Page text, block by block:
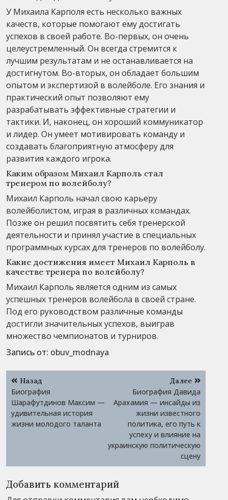
У Михаила Карполя есть несколько важных
качеств, которые помогают ему достигать
успехов в своей работе. Во-первых, он очень
целеустремленный. Он всегда стремится к
лучшим результатам и не останавливается на
достигнутом. Во-вторых, он обладает большим
опытом и экспертизой в волейболе. Его знания и
практический опыт позволяют ему
разрабатывать эффективные стратегии и
тактики. И, наконец, он хороший коммуникатор
и лидер. Он умеет мотивировать команду и
создавать благоприятную атмосферу для
развития каждого игрока.
Каким образом Михаил Карполь стал
тренером по волейболу?
Михаил Карполь начал свою карьеру
волейболистом, играя в различных командах.
Позже он решил посвятить себя тренерской
деятельности и принял участие в специальных
программных курсах для тренеров по волейболу.
Какие достижения имеет Михаил Карполь в
качестве тренера по волейболу?
Михаил Карполь является одним из самых
успешных тренеров волейбола в своей стране.
Под его руководством различные команды
достигли значительных успехов, выиграв
множество чемпионатов и турниров.
Запись от: obuv_modnaya
Навигация
по
записям
Назад
Биография
Шарафутдинов Максим —
удивительная история
жизни молодого таланта
Далее
Биография Давида
Арахамия — инсайды из
жизни известного
политика, его путь к
успеху и влияние на
украинскую политическую
сцену
Добавить комментарий